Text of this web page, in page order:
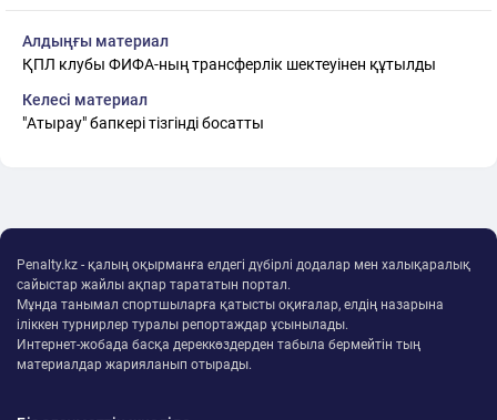
Алдыңғы материал
ҚПЛ клубы ФИФА-ның трансферлік шектеуінен құтылды
Келесі материал
"Атырау" бапкері тізгінді босатты
Penalty.kz - қалың оқырманға елдегі дүбірлі додалар мен халықаралық
сайыстар жайлы ақпар тарататын портал.
Мұнда танымал спортшыларға қатысты оқиғалар, елдің назарына
іліккен турнирлер туралы репортаждар ұсынылады.
Интернет-жобада басқа дереккөздерден табыла бермейтін тың
материалдар жарияланып отырады.